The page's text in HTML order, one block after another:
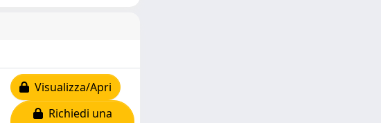
Visualizza/Apri
Richiedi una